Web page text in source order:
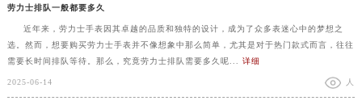
劳力士排队一般都要多久
近年来，劳力士手表因其卓越的品质和独特的设计，成为了众多表迷心中的梦想之
选。然而，想要购买劳力士手表并不像想象中那么简单，尤其是对于热门款式而言，往往
需要长时间排队等待。那么，究竟劳力士排队需要多久呢... 详细
2025-06-14 人